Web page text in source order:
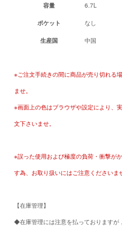
容量 6.7L
ポケット なし
生産国 中国
※ご注文手続きの間に商品が売り切れる
ませ。
※画面上の色はブラウザや設定により、
文下さいませ。
※誤った使用および極度の負荷・衝撃が
す為、お取り扱いにはご注意くださいま
【在庫管理】
◆在庫管理には注意を払っておりますが